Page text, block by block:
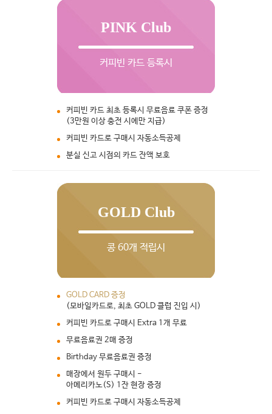
PINK Club
커피빈 카드 등록시
커피빈 카드 최초 등록시 무료음료 쿠폰 증정
(3만원 이상 충전 시에만 지급)
커피빈 카드로 구매시 자동소득공제
분실 신고 시점의 카드 잔액 보호
GOLD Club
콩 60개 적립시
GOLD CARD 증정
(모바일카드로, 최초 GOLD 클럽 진입 시)
커피빈 카드로 구매시 Extra 1개 무료
무료음료권 2매 증정
Birthday 무료음료권 증정
매장에서 원두 구매시 -
아메리카노(S) 1잔 현장 증정
커피빈 카드로 구매시 자동소득공제